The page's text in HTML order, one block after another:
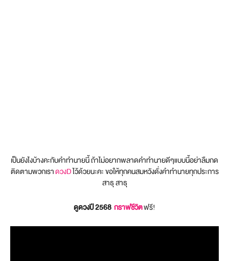
เป็นยังไงบ้างคะกับคำทำนายนี้ ถ้าไม่อยากพลาดคำทำนายดีๆแบบนี้อย่าลืมกด
ติดตามพวกเราดวงDไว้ด้วยนะคะ ขอให้ทุกคนสมหวังดั่งคำทำนายทุกประการ
สาธุ สาธุ
ดูดวงปี 2568 กราฟชีวิตฟรี!